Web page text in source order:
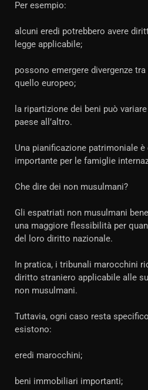
Per esempio:
alcuni eredi potrebbero avere
legge applicabile;
possono emergere divergenze
quello europeo;
la ripartizione dei beni può
paese all’altro.
Una pianificazione patrimoniale
importante per le famiglie
Che dire dei non musulmani?
Gli espatriati non musulmani
una maggiore flessibilità per
del loro diritto nazionale.
In pratica, i tribunali marocchini
diritto straniero applicabile alle
non musulmani.
Tuttavia, ogni caso resta
esistono:
eredi marocchini;
beni immobiliari importanti;